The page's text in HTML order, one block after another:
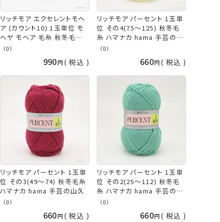
リッチモア エクセレントモヘ
ア (カウント10) 1玉単位 モ
ヘヤ モヘア 毛糸 秋冬毛糸
ハマナカ ファンシーヤーン
（0）
990 税込
リッチモア パーセント 1玉単
位 その4(75～125) 秋冬毛
糸 ハマナカ hama 手芸の山
久
（0）
660 税込
リッチモア パーセント 1玉単
位 その3(49～74) 秋冬毛糸
ハマナカ hama 手芸の山久
（0）
660 税込
リッチモア パーセント 1玉単
位 その2(25～112) 秋冬毛
糸 ハマナカ hama 手芸の山
久
（0）
660 税込